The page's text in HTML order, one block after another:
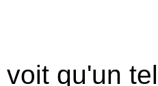
voit qu'un